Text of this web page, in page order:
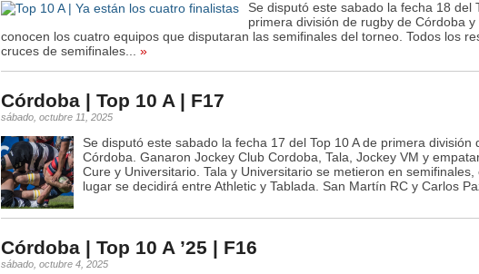
Se disputó este sabado la fecha 18 del
primera división de rugby de Córdoba y
conocen los cuatro equipos que disputaran las semifinales del torneo. Todos los
cruces de semifinales...
»
Córdoba | Top 10 A | F17
sábado, octubre 11, 2025
Se disputó este sabado la fecha 17 del Top 10 A de primera división
Córdoba. Ganaron Jockey Club Cordoba, Tala, Jockey VM y
Cure y Universitario. Tala y Universitario se metieron en semifinales,
lugar se decidirá entre Athletic y Tablada. San Martín RC y Carlos
Córdoba | Top 10 A ’25 | F16
sábado, octubre 4, 2025